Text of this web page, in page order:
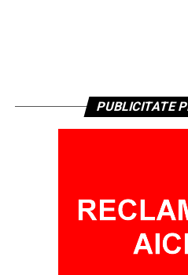
PUBLICITATE